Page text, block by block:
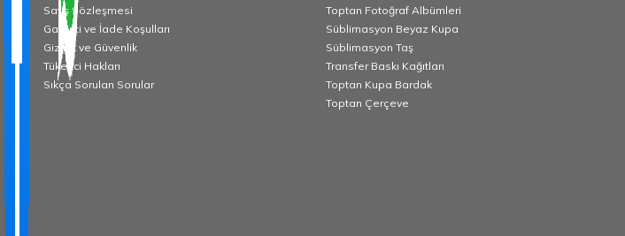
Satış Sözleşmesi
Garanti ve İade Koşulları
Gizlilik ve Güvenlik
Tüketici Hakları
Sıkça Sorulan Sorular
Toptan Fotoğraf Albümleri
Süblimasyon Beyaz Kupa
Süblimasyon Taş
Transfer Baskı Kağıtları
Toptan Kupa Bardak
Toptan Çerçeve